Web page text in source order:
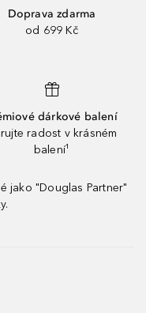
Doprava zdarma
od 699 Kč
dárkové balení
radost v krásném
balení¹
jako "Douglas Partner"